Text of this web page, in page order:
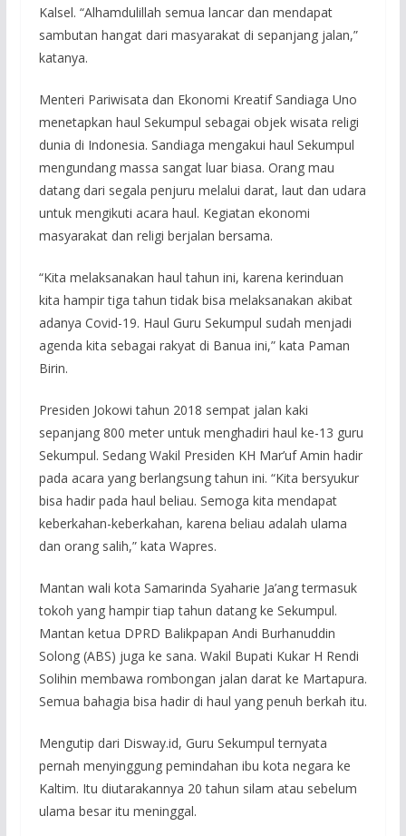
Kalsel. “Alhamdulillah semua lancar dan mendapat
sambutan hangat dari masyarakat di sepanjang jalan,”
katanya.
Menteri Pariwisata dan Ekonomi Kreatif Sandiaga Uno
menetapkan haul Sekumpul sebagai objek wisata religi
dunia di Indonesia. Sandiaga mengakui haul Sekumpul
mengundang massa sangat luar biasa. Orang mau
datang dari segala penjuru melalui darat, laut dan udara
untuk mengikuti acara haul. Kegiatan ekonomi
masyarakat dan religi berjalan bersama.
“Kita melaksanakan haul tahun ini, karena kerinduan
kita hampir tiga tahun tidak bisa melaksanakan akibat
adanya Covid-19. Haul Guru Sekumpul sudah menjadi
agenda kita sebagai rakyat di Banua ini,” kata Paman
Birin.
Presiden Jokowi tahun 2018 sempat jalan kaki
sepanjang 800 meter untuk menghadiri haul ke-13 guru
Sekumpul. Sedang Wakil Presiden KH Mar’uf Amin hadir
pada acara yang berlangsung tahun ini. “Kita bersyukur
bisa hadir pada haul beliau. Semoga kita mendapat
keberkahan-keberkahan, karena beliau adalah ulama
dan orang salih,” kata Wapres.
Mantan wali kota Samarinda Syaharie Ja’ang termasuk
tokoh yang hampir tiap tahun datang ke Sekumpul.
Mantan ketua DPRD Balikpapan Andi Burhanuddin
Solong (ABS) juga ke sana. Wakil Bupati Kukar H Rendi
Solihin membawa rombongan jalan darat ke Martapura.
Semua bahagia bisa hadir di haul yang penuh berkah itu.
Mengutip dari Disway.id, Guru Sekumpul ternyata
pernah menyinggung pemindahan ibu kota negara ke
Kaltim. Itu diutarakannya 20 tahun silam atau sebelum
ulama besar itu meninggal.